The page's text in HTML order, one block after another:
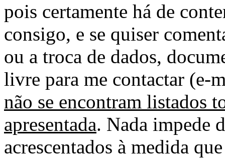
pois certamente há de
consigo, e se quiser
ou a troca de dados,
livre para me contactar (e-
não se encontram listados
apresentada. Nada impede
acrescentados à medida